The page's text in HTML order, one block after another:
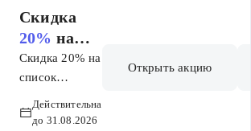
Скидка
20% на
список
товаров
Ля Рош-
Позе
Скидка 20% на
список
Рош-Позе
Действительна
до 31.08.2026
Открыть акцию